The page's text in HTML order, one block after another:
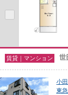
賃貸｜マンション 世
小
東